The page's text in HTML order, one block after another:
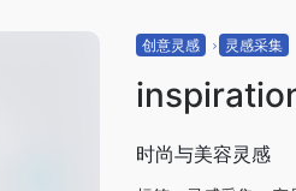
创意灵感 灵感采集
时尚与美容灵感